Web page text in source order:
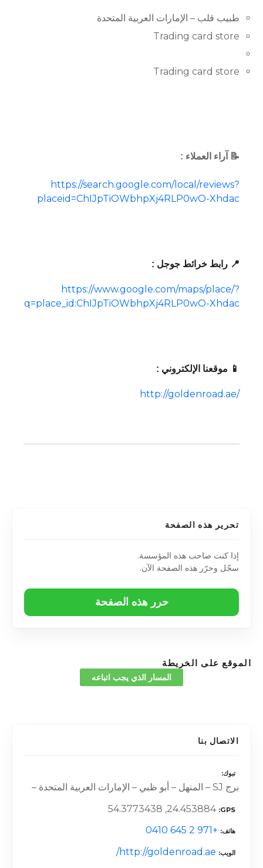
طبيب قلب – الإمارات العربية المتحدة
Trading card store
Trading card store
📝 آراء العملاء :
https://search.google.com/local/reviews?
placeid=ChIJpTiOWbhpXj4RLP0wO-Xhdac
📍 رابط خرائط جوجل :
https://www.google.com/maps/place/?
q=place_id:ChIJpTiOWbhpXj4RLP0wO-Xhdac
📱 موقعنا الإلكتروني :
http://goldenroad.ae/
تحرير هذه الصفحة
إذا كنت صاحب هذه المؤسسة.
سجّل وحرّر هذه الصفحة الآن.
حرر هذه الصفحة
الموقع على الخريطة
المسار الذي يجب اتباعه
الاتصال بنا
تبوك
برج SJ – المنهل – أبو ظبي – الإمارات العربية المتحدة –
GPS
24.453884, 54.3773438
هاتف +971 2 645 0410
الويب http://goldenroad.ae/